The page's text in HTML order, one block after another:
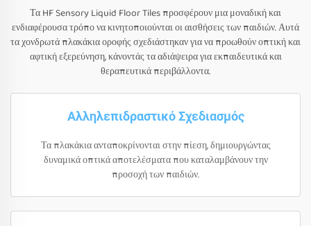
Τα HF Sensory Liquid Floor Tiles προσφέρουν μια μοναδική και
ενδιαφέρουσα τρόπο να κινητοποιούνται οι αισθήσεις των παιδιών. Αυτά
τα χονδρωτά πλακάκια οροφής σχεδιάστηκαν για να προωθούν οπτική και
αφτική εξερεύνηση, κάνοντάς τα αδιάψειρα για εκπαιδευτικά και
θεραπευτικά περιβάλλοντα.
Αλληλεπιδραστικό Σχεδιασμός
Τα πλακάκια ανταποκρίνονται στην πίεση, δημιουργώντας
δυναμικά οπτικά αποτελέσματα που καταλαμβάνουν την
προσοχή των παιδιών.